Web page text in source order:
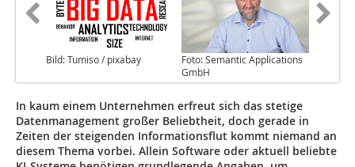
Bild: Tumiso / pixabay
Foto: Semantic Applications
GmbH
In kaum einem Unternehmen erfreut sich das stetige
Datenmanagement großer Beliebtheit, doch gerade in
Zeiten der steigenden Informationsflut kommt niemand an
diesem Thema vorbei. Allein Software oder aktuell beliebte